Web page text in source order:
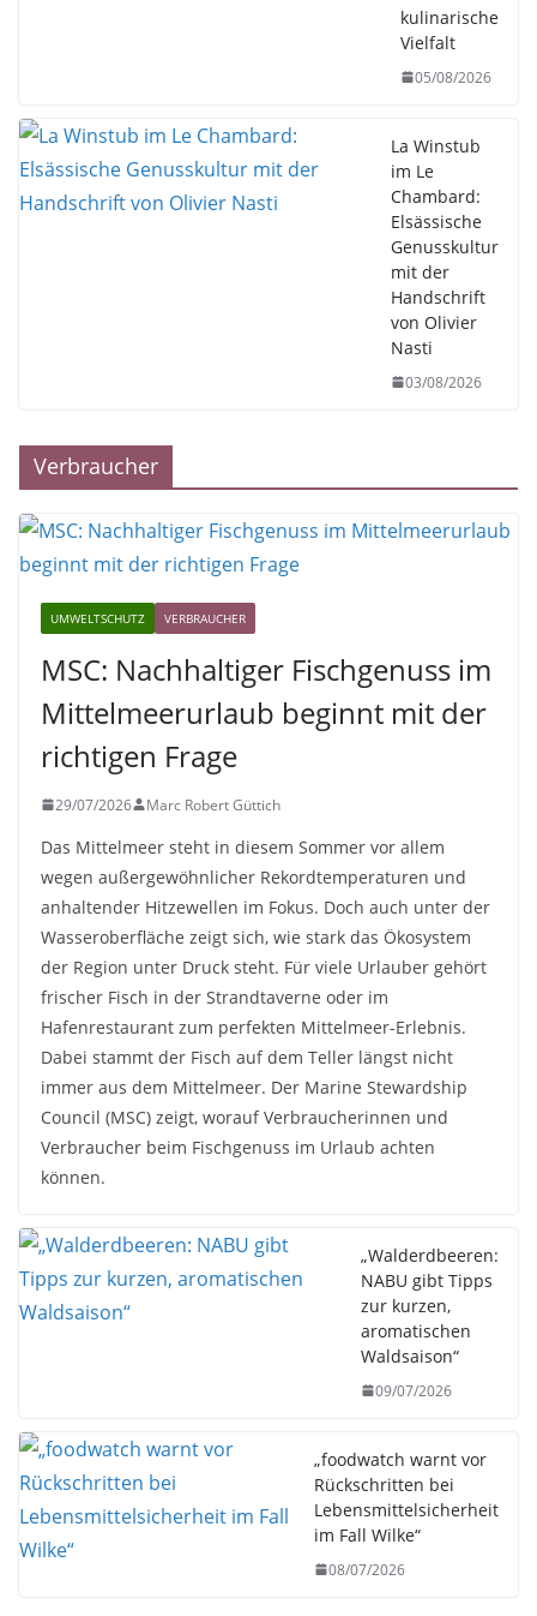
kulinarische
Vielfalt
05/08/2026
La Winstub
im Le
Chambard:
Elsässische
Genusskultur
mit der
Handschrift
von Olivier
Nasti
03/08/2026
Verbraucher
UMWELTSCHUTZ VERBRAUCHER
MSC: Nachhaltiger Fischgenuss im
Mittelmeerurlaub beginnt mit der
richtigen Frage
29/07/2026 Marc Robert Güttich
Das Mittelmeer steht in diesem Sommer vor allem
wegen außergewöhnlicher Rekordtemperaturen und
anhaltender Hitzewellen im Fokus. Doch auch unter der
Wasseroberfläche zeigt sich, wie stark das Ökosystem
der Region unter Druck steht. Für viele Urlauber gehört
frischer Fisch in der Strandtaverne oder im
Hafenrestaurant zum perfekten Mittelmeer-Erlebnis.
Dabei stammt der Fisch auf dem Teller längst nicht
immer aus dem Mittelmeer. Der Marine Stewardship
Council (MSC) zeigt, worauf Verbraucherinnen und
Verbraucher beim Fischgenuss im Urlaub achten
können.
„Walderdbeeren:
NABU gibt Tipps
zur kurzen,
aromatischen
Waldsaison“
09/07/2026
„foodwatch warnt vor
Rückschritten bei
Lebensmittelsicherheit
im Fall Wilke“
08/07/2026